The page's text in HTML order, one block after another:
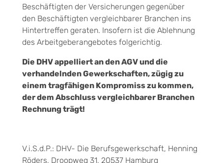
Beschäftigten der Versicherungen gegenüber
den Beschäftigten vergleichbarer Branchen ins
Hintertreffen geraten. Insofern ist die Ablehnung
des Arbeitgeberangebotes folgerichtig.
Die DHV appelliert an den AGV und die
verhandelnden Gewerkschaften, zügig zu
einem tragfähigen Kompromiss zu kommen,
der dem Abschluss vergleichbarer Branchen
Rechnung trägt!
V.i.S.d.P.: DHV- Die Berufsgewerkschaft, Henning
Röders, Droopweg 31, 20537 Hamburg